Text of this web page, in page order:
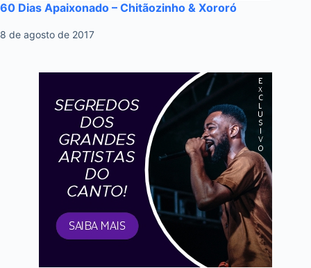
60 Dias Apaixonado – Chitãozinho & Xororó
8 de agosto de 2017